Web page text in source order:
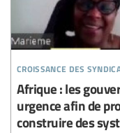
croissance des
Afrique : les
urgence afin de
construire des